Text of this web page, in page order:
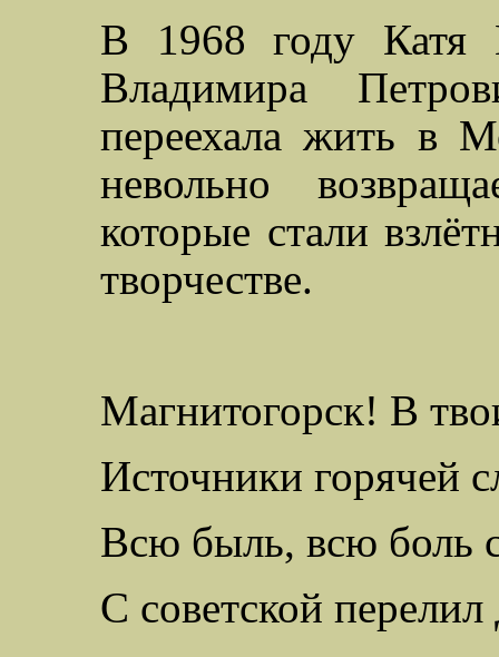
В 1968 году Катя
Владимира
переехала жить в
невольно
которые стали
творчестве.
Магнитогорск! В
Источники горячей
Всю быль, всю боль
С советской